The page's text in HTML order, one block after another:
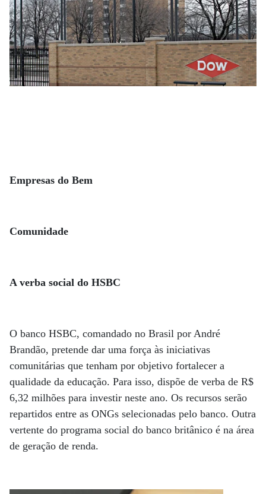
Empresas do Bem
Comunidade
A verba social do HSBC
O banco HSBC, comandado no Brasil por André
Brandão, pretende dar uma força às iniciativas
comunitárias que tenham por objetivo fortalecer a
qualidade da educação. Para isso, dispõe de verba de R$
6,32 milhões para investir neste ano. Os recursos serão
repartidos entre as ONGs selecionadas pelo banco. Outra
vertente do programa social do banco britânico é na área
de geração de renda.